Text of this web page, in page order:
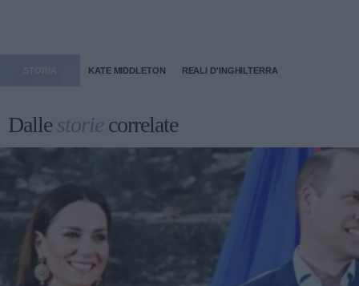
KATE MIDDLETON REALI D'INGHILTERRA
Dallestorie correlate